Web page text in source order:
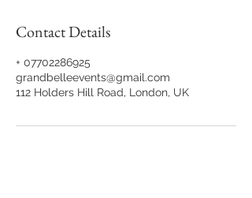
Contact Details
+ 07702286925
grandbelleevents@gmail.com
112 Holders Hill Road, London, UK